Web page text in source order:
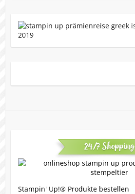
24/7 Shopping
Stampin' Up!® Produkte bestellen